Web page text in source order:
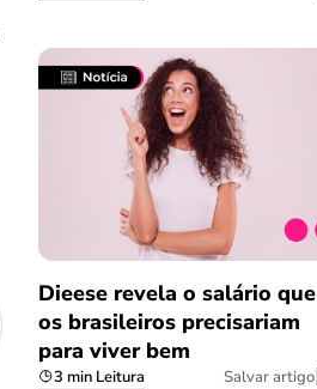
Dieese revela o salário que
os brasileiros precisariam
para viver bem
3 min Leitura Salvar artigo